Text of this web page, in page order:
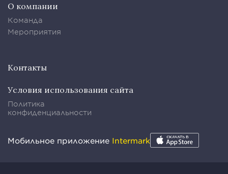
О компании
Команда
Мероприятия
Контакты
Условия использования сайта
Политика
конфиденциальности
Мобильное приложение Intermark